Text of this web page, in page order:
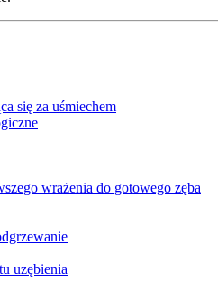
się za uśmiechem
wrażenia do gotowego zęba
uzębienia